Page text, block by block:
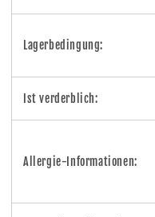
Lagerbedingung:
Ist verderblich:
Allergie-Informationen: